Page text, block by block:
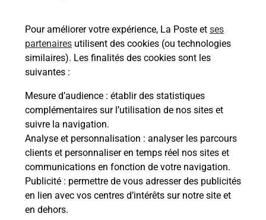
Pour améliorer votre expérience, La Poste et ses
partenaires utilisent des cookies (ou technologies
similaires). Les finalités des cookies sont les
suivantes :
Mesure d’audience : établir des statistiques
complémentaires sur l’utilisation de nos sites et
suivre la navigation.
Analyse et personnalisation : analyser les parcours
clients et personnaliser en temps réel nos sites et
communications en fonction de votre navigation.
Publicité : permettre de vous adresser des publicités
en lien avec vos centres d’intérêts sur notre site et
en dehors.
20 Rue De Bel Air
35150 Janze
Boîte aux Lettres La Poste
Collecte du courrier aujourd'hui à 09h00
1 Rue Aristide Briand
35150 Janze
Le lien s'ouvre dans un nouvel onglet